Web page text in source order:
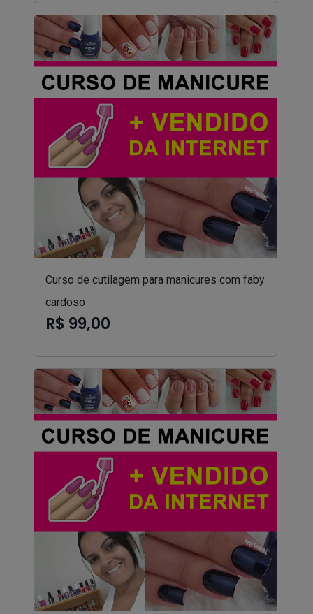
Curso de cutilagem para manicures com faby
cardoso
R$ 99,00